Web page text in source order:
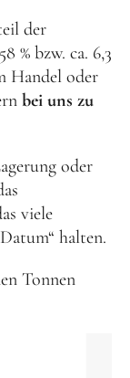
der
% bzw. ca. 6,3
Handel oder
bei uns zu
oder
viele
halten.
Tonnen